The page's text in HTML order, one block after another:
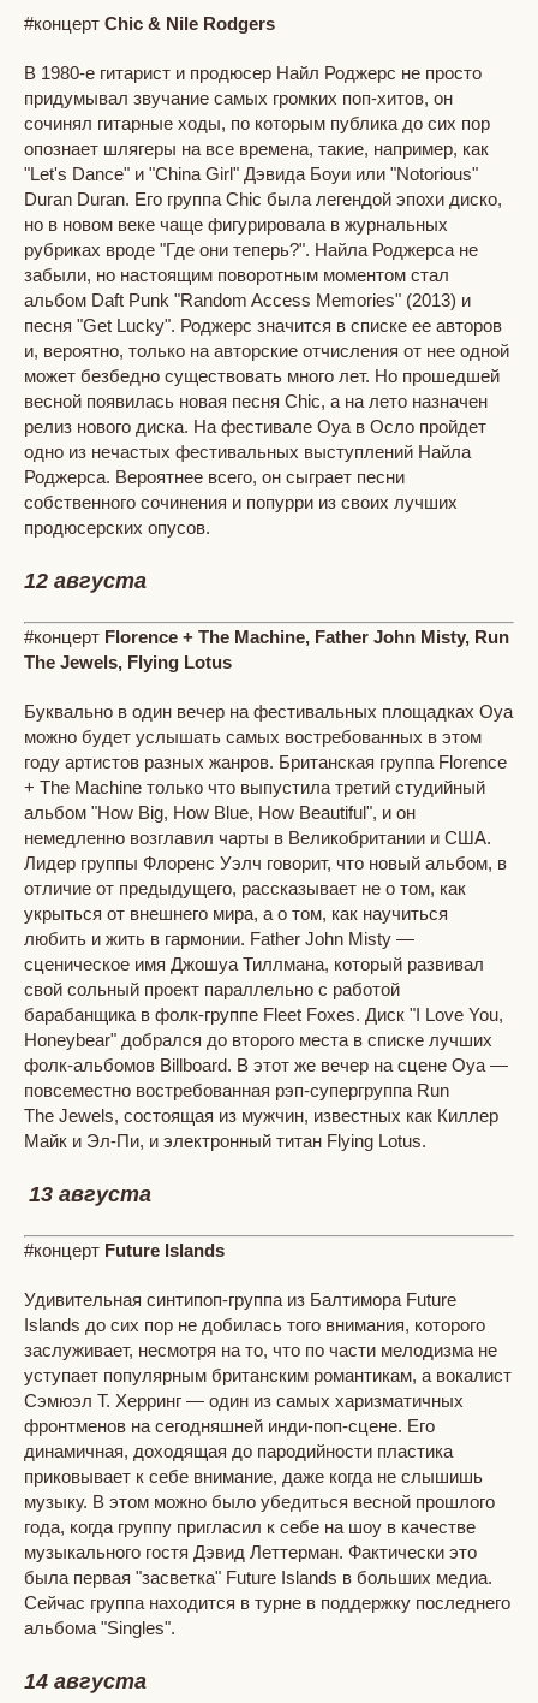
#концерт Chic & Nile Rodgers
В 1980-е гитарист и продюсер Найл Роджерс не просто
придумывал звучание самых громких поп-хитов, он
сочинял гитарные ходы, по которым публика до сих пор
опознает шлягеры на все времена, такие, например, как
"Let's Dance" и "China Girl" Дэвида Боуи или "Notorious"
Duran Duran. Его группа Chic была легендой эпохи диско,
но в новом веке чаще фигурировала в журнальных
рубриках вроде "Где они теперь?". Найла Роджерса не
забыли, но настоящим поворотным моментом стал
альбом Daft Punk "Random Access Memories" (2013) и
песня "Get Lucky". Роджерс значится в списке ее авторов
и, вероятно, только на авторские отчисления от нее одной
может безбедно существовать много лет. Но прошедшей
весной появилась новая песня Chic, а на лето назначен
релиз нового диска. На фестивале Oya в Осло пройдет
одно из нечастых фестивальных выступлений Найла
Роджерса. Вероятнее всего, он сыграет песни
собственного сочинения и попурри из своих лучших
продюсерских опусов.
12 августа
#концерт Florence + The Machine, Father John Misty, Run
The Jewels, Flying Lotus
Буквально в один вечер на фестивальных площадках Oya
можно будет услышать самых востребованных в этом
году артистов разных жанров. Британская группа Florence
+ The Machine только что выпустила третий студийный
альбом "How Big, How Blue, How Beautiful", и он
немедленно возглавил чарты в Великобритании и США.
Лидер группы Флоренс Уэлч говорит, что новый альбом, в
отличие от предыдущего, рассказывает не о том, как
укрыться от внешнего мира, а о том, как научиться
любить и жить в гармонии. Father John Misty —
сценическое имя Джошуа Тиллмана, который развивал
свой сольный проект параллельно с работой
барабанщика в фолк-группе Fleet Foxes. Диск "I Love You,
Honeybear" добрался до второго места в списке лучших
фолк-альбомов Billboard. В этот же вечер на сцене Oya —
повсеместно востребованная рэп-супергруппа Run
The Jewels, состоящая из мужчин, известных как Киллер
Майк и Эл-Пи, и электронный титан Flying Lotus.
13 августа
#концерт Future Islands
Удивительная синтипоп-группа из Балтимора Future
Islands до сих пор не добилась того внимания, которого
заслуживает, несмотря на то, что по части мелодизма не
уступает популярным британским романтикам, а вокалист
Сэмюэл Т. Херринг — один из самых харизматичных
фронтменов на сегодняшней инди-поп-сцене. Его
динамичная, доходящая до пародийности пластика
приковывает к себе внимание, даже когда не слышишь
музыку. В этом можно было убедиться весной прошлого
года, когда группу пригласил к себе на шоу в качестве
музыкального гостя Дэвид Леттерман. Фактически это
была первая "засветка" Future Islands в больших медиа.
Сейчас группа находится в турне в поддержку последнего
альбома "Singles".
14 августа